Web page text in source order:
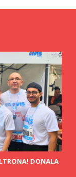
DONALA